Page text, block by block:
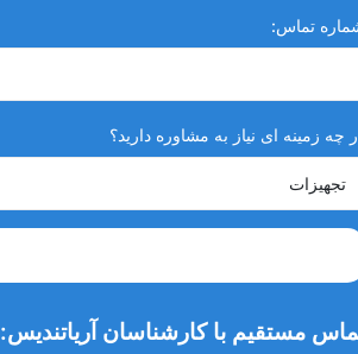
تماس:
چه زمینه ای نیاز به مشاوره دارید؟
مستقیم با کارشناسان آریاتندیس: